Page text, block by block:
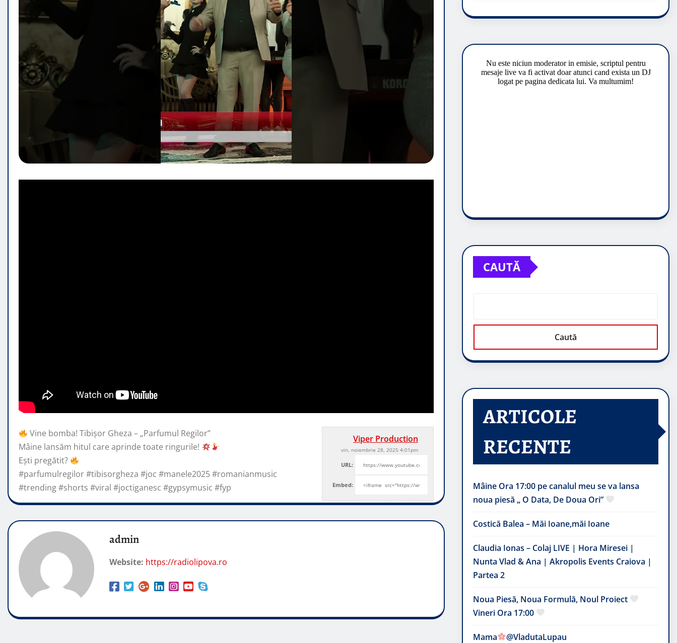
Viper Production
vin, noiembrie 28, 2025 4:01pm
URL:
Embed:
Vine bomba! Tibișor Gheza – „Parfumul Regilor”
Mâine lansăm hitul care aprinde toate ringurile!
Ești pregătit?
#parfumulregilor #tibisorgheza #joc #manele2025#romanianmusic
#trending #shorts #viral #joctiganesc #gypsymusic #fyp
admin
Website: https://radiolipova.ro
CAUTĂ
Caută
ARTICOLE
RECENTE
Mâine Ora 17:00 pe canalul meu se va lansa
noua piesă „ O Data, De Doua Ori”
Costică Balea – Măi Ioane,măi Ioane
Claudia Ionas – Colaj LIVE | Hora Miresei |
Nunta Vlad & Ana | Akropolis Events Craiova |
Partea 2
Noua Piesă, Noua Formulă, Noul Proiect
Vineri Ora 17:00
Mama @VladutaLupau